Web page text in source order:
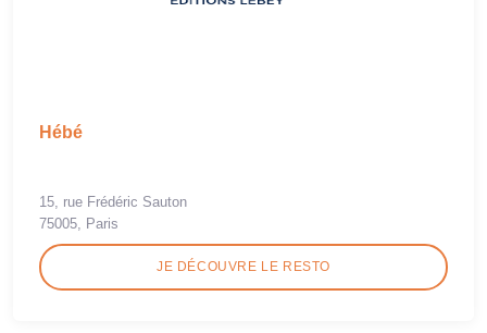
Hébé
15, rue Frédéric Sauton
75005, Paris
JE DÉCOUVRE LE RESTO